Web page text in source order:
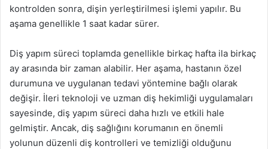
kontrolden sonra, dişin yerleştirilmesi işlemi yapılır. Bu
aşama genellikle 1 saat kadar sürer.
Diş yapım süreci toplamda genellikle birkaç hafta ila birkaç
ay arasında bir zaman alabilir. Her aşama, hastanın özel
durumuna ve uygulanan tedavi yöntemine bağlı olarak
değişir. İleri teknoloji ve uzman diş hekimliği uygulamaları
sayesinde, diş yapım süreci daha hızlı ve etkili hale
gelmiştir. Ancak, diş sağlığını korumanın en önemli
yolunun düzenli diş kontrolleri ve temizliği olduğunu